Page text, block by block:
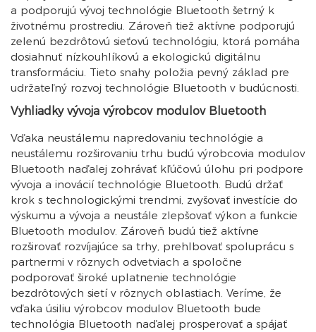
a podporujú vývoj technológie Bluetooth šetrný k
životnému prostrediu. Zároveň tiež aktívne podporujú
zelenú bezdrôtovú sieťovú technológiu, ktorá pomáha
dosiahnuť nízkouhlíkovú a ekologickú digitálnu
transformáciu. Tieto snahy položia pevný základ pre
udržateľný rozvoj technológie Bluetooth v budúcnosti.
Vyhliadky vývoja výrobcov modulov Bluetooth
Vďaka neustálemu napredovaniu technológie a
neustálemu rozširovaniu trhu budú výrobcovia modulov
Bluetooth naďalej zohrávať kľúčovú úlohu pri podpore
vývoja a inovácií technológie Bluetooth. Budú držať
krok s technologickými trendmi, zvyšovať investície do
výskumu a vývoja a neustále zlepšovať výkon a funkcie
Bluetooth modulov. Zároveň budú tiež aktívne
rozširovať rozvíjajúce sa trhy, prehlbovať spoluprácu s
partnermi v rôznych odvetviach a spoločne
podporovať široké uplatnenie technológie
bezdrôtových sietí v rôznych oblastiach. Veríme, že
vďaka úsiliu výrobcov modulov Bluetooth bude
technológia Bluetooth naďalej prosperovať a spájať